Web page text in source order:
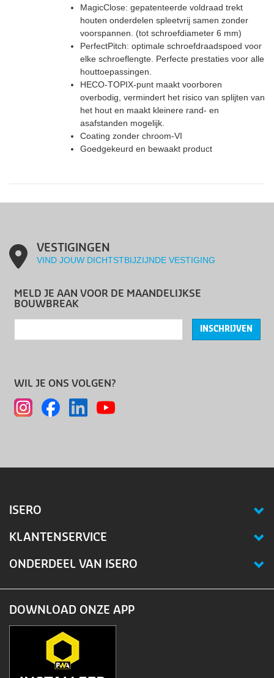
MagicClose: gepatenteerde voldraad trekt
houten onderdelen spleetvrij samen zonder
voorspannen. (tot schroefdiameter 6 mm)
PerfectPitch: optimale schroefdraadspoed voor
elke schroeflengte. Perfecte prestaties voor alle
houttoepassingen.
HECO-TOPIX-punt maakt voorboren
overbodig, vermindert het risico van splijten van
het hout en maakt kleinere rand- en
asafstanden mogelijk.
Coating zonder chroom-VI
Goedgekeurd en bewaakt product
VESTIGINGEN
VIND JOUW DICHTSTBIJZIJNDE VESTIGING
MELD JE AAN VOOR DE MAANDELIJKSE
BOUWBREAK
INSCHRIJVEN
WIL JE ONS VOLGEN?
ISERO
KLANTENSERVICE
ONDERDEEL VAN ISERO
DOWNLOAD ONZE APP